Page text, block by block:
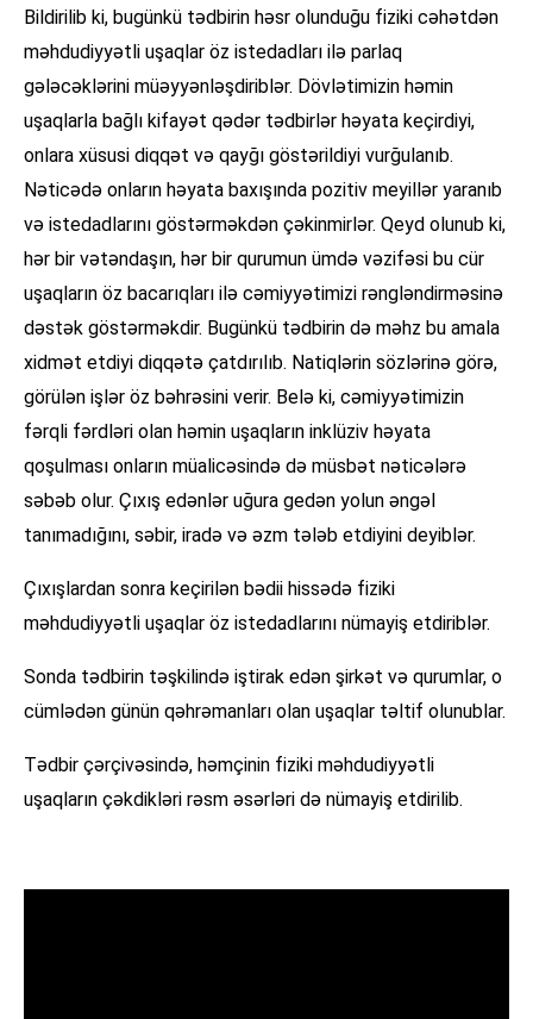
Bildirilib ki, bugünkü tədbirin həsr olunduğu fiziki cəhətdən
məhdudiyyətli uşaqlar öz istedadları ilə parlaq
gələcəklərini müəyyənləşdiriblər. Dövlətimizin həmin
uşaqlarla bağlı kifayət qədər tədbirlər həyata keçirdiyi,
onlara xüsusi diqqət və qayğı göstərildiyi vurğulanıb.
Nəticədə onların həyata baxışında pozitiv meyillər yaranıb
və istedadlarını göstərməkdən çəkinmirlər. Qeyd olunub ki,
hər bir vətəndaşın, hər bir qurumun ümdə vəzifəsi bu cür
uşaqların öz bacarıqları ilə cəmiyyətimizi rəngləndirməsinə
dəstək göstərməkdir. Bugünkü tədbirin də məhz bu amala
xidmət etdiyi diqqətə çatdırılıb. Natiqlərin sözlərinə görə,
görülən işlər öz bəhrəsini verir. Belə ki, cəmiyyətimizin
fərqli fərdləri olan həmin uşaqların inklüziv həyata
qoşulması onların müalicəsində də müsbət nəticələrə
səbəb olur. Çıxış edənlər uğura gedən yolun əngəl
tanımadığını, səbir, iradə və əzm tələb etdiyini deyiblər.
Çıxışlardan sonra keçirilən bədii hissədə fiziki
məhdudiyyətli uşaqlar öz istedadlarını nümayiş etdiriblər.
Sonda tədbirin təşkilində iştirak edən şirkət və qurumlar, o
cümlədən günün qəhrəmanları olan uşaqlar təltif olunublar.
Tədbir çərçivəsində, həmçinin fiziki məhdudiyyətli
uşaqların çəkdikləri rəsm əsərləri də nümayiş etdirilib.